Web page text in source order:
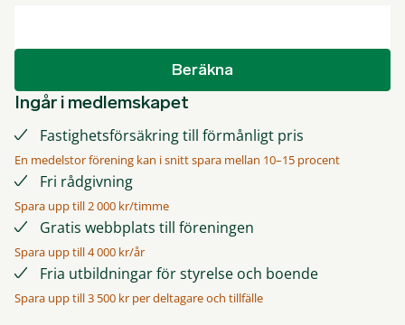
Beräkna
Ingår i medlemskapet
Fastighetsförsäkring till förmånligt pris
En medelstor förening kan i snitt spara mellan 10–15 procent
Fri rådgivning
Spara upp till 2 000 kr/timme
Gratis webbplats till föreningen
Spara upp till 4 000 kr/år
Fria utbildningar för styrelse och boende
Spara upp till 3 500 kr per deltagare och tillfälle